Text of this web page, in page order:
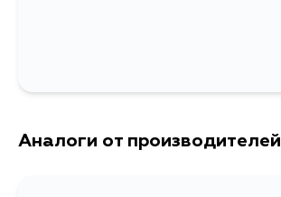
Аналоги от производителей